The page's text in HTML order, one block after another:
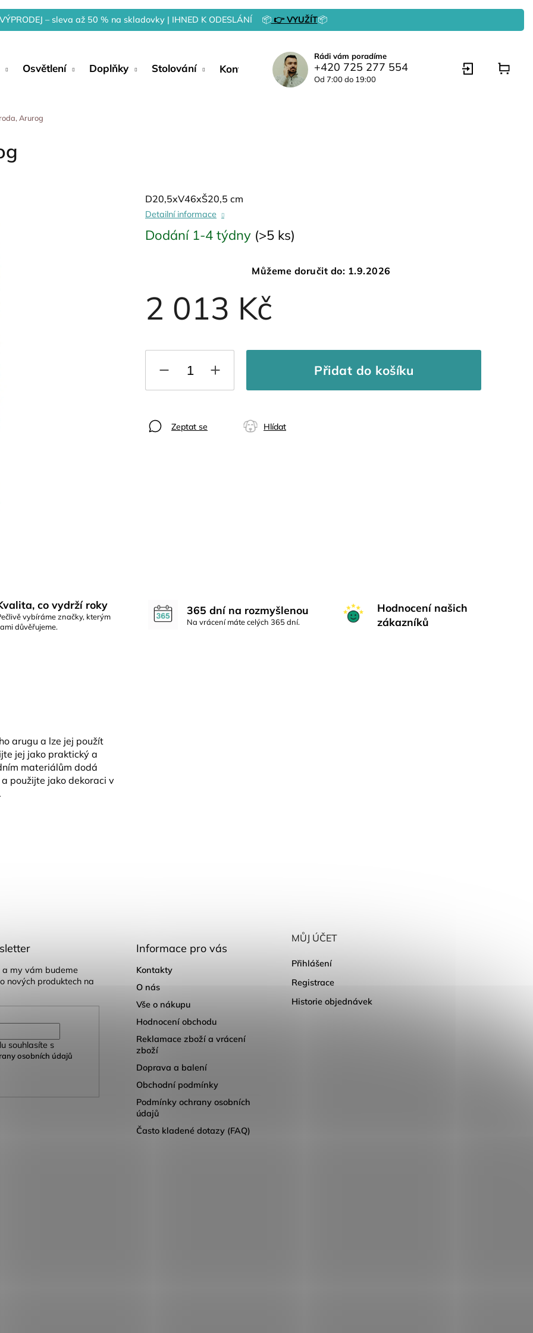
– sleva až 50 % na skladovky | IHNED K ODESLÁNÍ 📦👉 VYUŽÍT📦
Osvětlení Doplňky Stolování Kontakty
Rádi vám poradíme
+420 725 277 554
Od 7:00 do 19:00
Arurog
2 013 Kč
Dodání 1-4 týdny (>5 ks)
Můžeme doručit do: 1.9.2026
Přidat do košíku
D20,5xV46xŠ20,5 cm
Detailní informace
Zeptat se Hlídat
co vydrží roky
vybíráme značky, kterým
důvěřujeme.
365 dní na rozmyšlenou
Na vrácení máte celých 365 dní.
Hodnocení našich
zákazníků
arugu a lze jej použít
jej jako praktický a
materiálům dodá
použijte jako dekoraci v
a my vám budeme
nových produktech na
souhlasíte s
osobních údajů
Informace pro vás
Kontakty
O nás
Vše o nákupu
Hodnocení obchodu
Reklamace zboží a vrácení
zboží
Doprava a balení
Obchodní podmínky
Podmínky ochrany osobních
údajů
Často kladené dotazy (FAQ)
MŮJ ÚČET
Přihlášení
Registrace
Historie objednávek